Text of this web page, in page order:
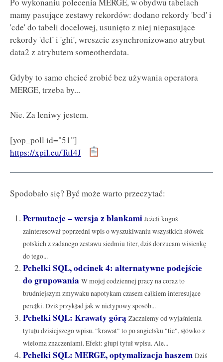
mamy pasujące zestawy rekordów: dodano rekordy 'bcd' i
'cde' do tabeli docelowej, usunięto z niej niepasujące
rekordy 'def' i 'ghi', wreszcie zsynchronizowano atrybut
data2 z atrybutem someotherdata.
Gdyby to samo chcieć zrobić bez używania operatora
MERGE, trzeba by...
Nie. Za leniwy jestem.
[yop_poll id="51"]
https://xpil.eu/TuI4J
Spodobało się? Być może warto przeczytać:
Permutacje – wersja z blankami Jeżeli kogoś
zainteresował poprzedni wpis o wyszukiwaniu wszystkich słówek
polskich z zadanego zestawu siedmiu liter, dziś dorzucam wisienkę
do tego...
Pchełki SQL, odcinek 4: alternatywne podejście
do grupowania W mojej codziennej pracy na coraz to
brudniejszym zmywaku napotykam czasem całkiem interesujące
perełki. Dziś przykład jak w nietypowy sposób...
Pchełki SQL: Krawaty górą Zaczniemy od wyjaśnienia
tytułu dzisiejszego wpisu. "krawat" to po angielsku "tie", słówko z
wieloma znaczeniami. Efekt: głupi tytuł wpisu. Ale...
Pchełki SQL: MERGE, optymalizacja haszem Dziś